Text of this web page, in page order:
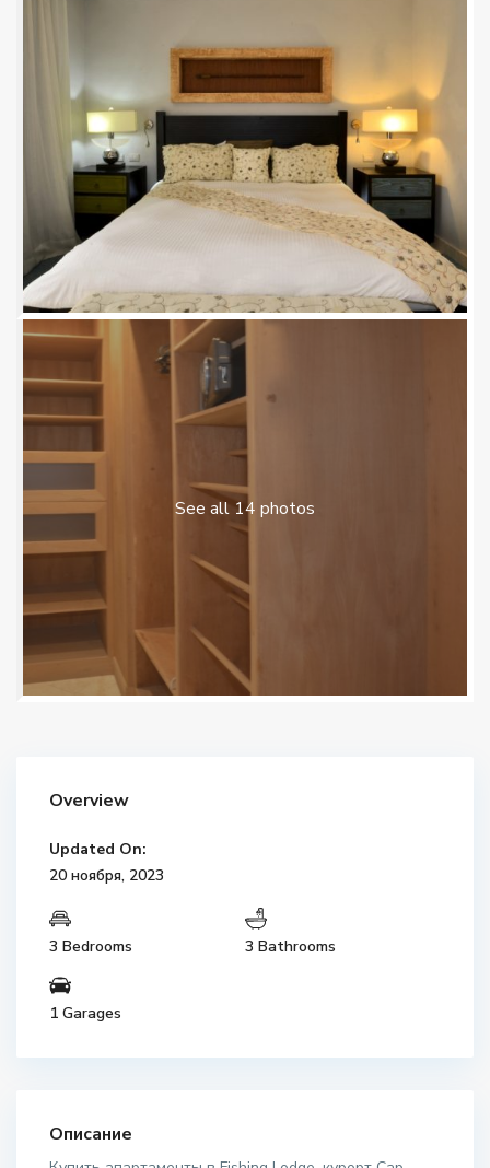
See all 14 photos
Overview
Updated On:
20 ноября, 2023
3 Bedrooms 3 Bathrooms
1 Garages
Описание